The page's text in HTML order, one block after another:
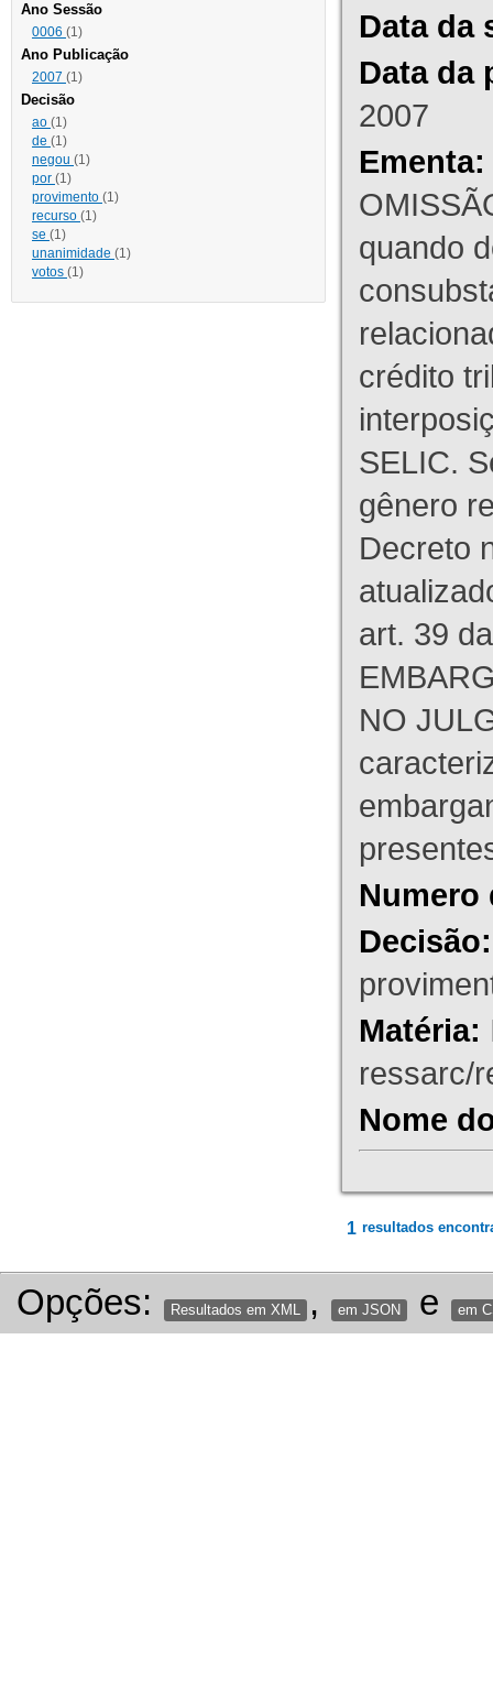
Ano Sessão
0006 (1)
Ano Publicação
2007 (1)
Decisão
ao (1)
de (1)
negou (1)
por (1)
provimento (1)
recurso (1)
se (1)
unanimidade (1)
votos (1)
Data da
Data da
2007
Ementa:
quando
crédito
SELIC.
gênero
Decreto
art. 39
NO
Numero
Decisão:
Matéria:
ressarc/
Nome
1 resultados
Opções: Resultados em XML , em JSON e em